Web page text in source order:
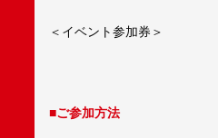
＜イベント参加券＞
■ご参加方法